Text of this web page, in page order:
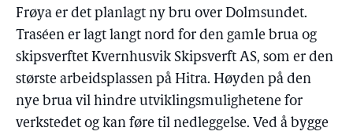
Frøya er det planlagt ny bru over Dolmsundet.
Traséen er lagt langt nord for den gamle brua og
skipsverftet Kvernhusvik Skipsverft AS, som er den
største arbeidsplassen på Hitra. Høyden på den
nye brua vil hindre utviklingsmulighetene for
verkstedet og kan føre til nedleggelse. Ved å bygge